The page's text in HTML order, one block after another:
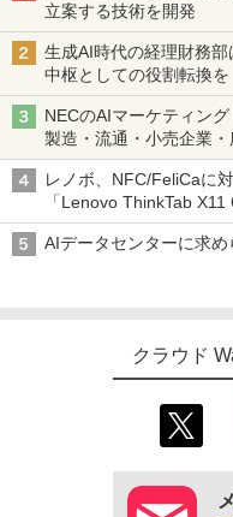
立案する技術を開発
生成AI時代の経理財務
中枢としての役割転換を
NECのAIマーケティン
製造・流通・小売企業
レノボ、NFC/FeliCaに
「Lenovo ThinkTab
AIデータセンターに求
クラウド